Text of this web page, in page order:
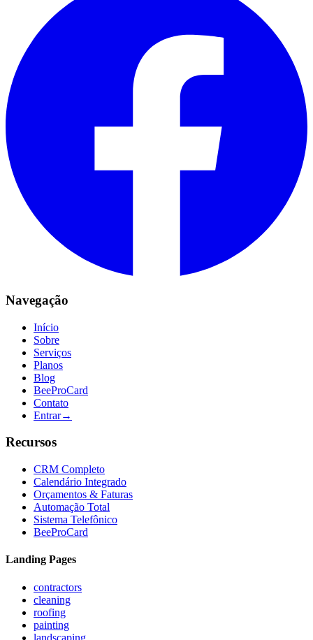
Navegação
Início
Sobre
Serviços
Planos
Blog
BeeProCard
Contato
Entrar→
Recursos
CRM Completo
Calendário Integrado
Orçamentos & Faturas
Automação Total
Sistema Telefônico
BeeProCard
Landing Pages
contractors
cleaning
roofing
painting
landscaping